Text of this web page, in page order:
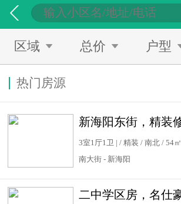
区域 总价 户型
热门房源
3室1厅1卫 | / 精装 / 南北 / 54㎡
南大街 - 新海阳